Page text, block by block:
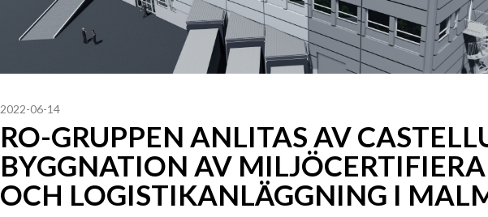
2022-06-14
RO-GRUPPEN ANLITAS AV
BYGGNATION AV
OCH LOGISTIKANLÄGGNING I